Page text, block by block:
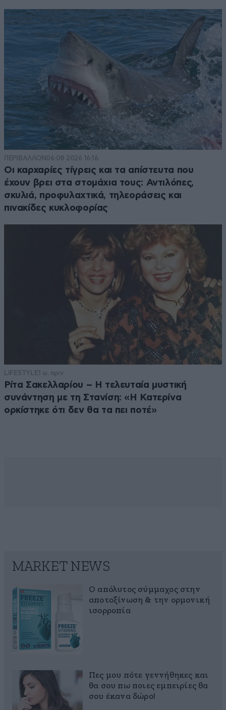
ΠΕΡΙΒΑΛΛΟΝ06·08·2026 16:16
Οι καρχαρίες τίγρεις και τα απίστευτα που
έχουν βρει στα στομάχια τους: Αντιλόπες,
σκυλιά, προφυλαχτικά, τηλεοράσεις και
πινακίδες κυκλοφορίας
LIFESTYLE1 ω. πριν
Ρίτα Σακελλαρίου – Η τελευταία μυστική
συνάντηση με τη Στανίση: «Η Κατερίνα
ορκίστηκε ότι δεν θα τα πει ποτέ»
MARKET NEWS
Ο απόλυτος σύμμαχος στην
αποτοξίνωση & την ορμονική
ισορροπία
Πες μου πότε γεννήθηκες και
θα σου πω ποιες εμπειρίες θα
σου έκανα δώρο!